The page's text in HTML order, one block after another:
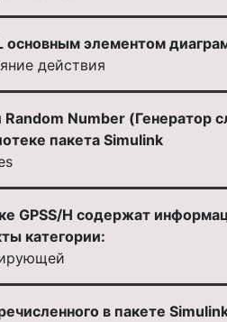
основным элементом
действия
Random Number (Генератор
пакета Simulink
GPSS/H содержат
категории:
в пакете